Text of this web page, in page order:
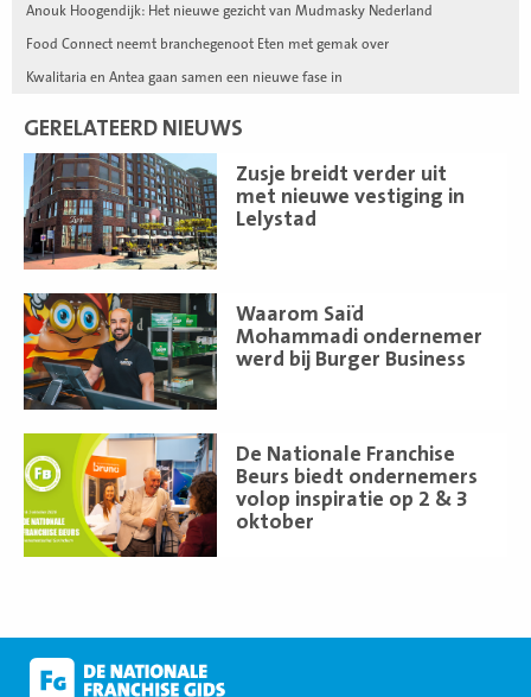
Anouk Hoogendijk: Het nieuwe gezicht van Mudmasky Nederland
Food Connect neemt branchegenoot Eten met gemak over
Kwalitaria en Antea gaan samen een nieuwe fase in
GERELATEERD NIEUWS
Zusje breidt verder uit
met nieuwe vestiging in
Lelystad
Lees
meer
Waarom Saïd
Mohammadi ondernemer
werd bij Burger Business
Lees
meer
De Nationale Franchise
Beurs biedt ondernemers
volop inspiratie op 2 & 3
oktober
meer